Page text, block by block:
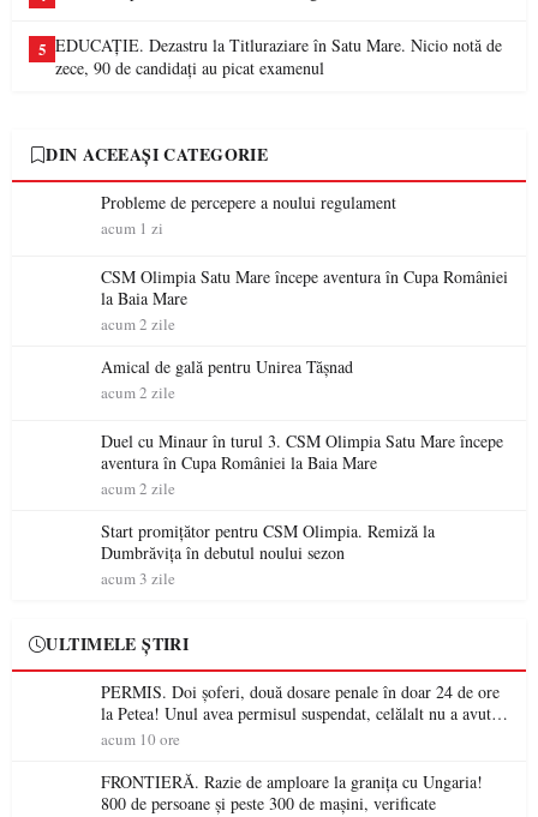
5 EDUCAȚIE. Dezastru la Titluraziare în Satu Mare. Nicio notă de
zece, 90 de candidați au picat examenul
DIN ACEEAȘI CATEGORIE
Probleme de percepere a noului regulament
acum 1 zi
CSM Olimpia Satu Mare începe aventura în Cupa României
la Baia Mare
acum 2 zile
Amical de gală pentru Unirea Tășnad
acum 2 zile
Duel cu Minaur în turul 3. CSM Olimpia Satu Mare începe
aventura în Cupa României la Baia Mare
acum 2 zile
Start promițător pentru CSM Olimpia. Remiză la
Dumbrăvița în debutul noului sezon
acum 3 zile
ULTIMELE ȘTIRI
PERMIS. Doi șoferi, două dosare penale în doar 24 de ore
la Petea! Unul avea permisul suspendat, celălalt nu a avut
niciodată permis
acum 10 ore
FRONTIERĂ. Razie de amploare la granița cu Ungaria!
800 de persoane și peste 300 de mașini, verificate